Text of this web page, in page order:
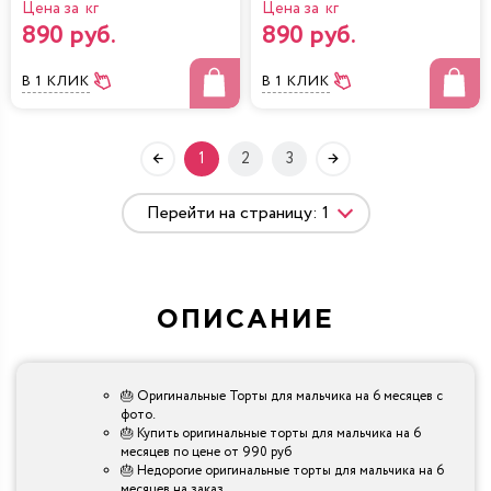
Цена за кг
890 руб.
В 1 КЛИК
Цена за кг
890 руб.
В 1 КЛИК
1 2 3
ОПИСАНИЕ
🎂 Оригинальные Торты для мальчика на 6 месяцев с
фото.
🎂 Купить оригинальные торты для мальчика на 6
месяцев по цене от 990 руб
🎂 Недорогие оригинальные торты для мальчика на 6